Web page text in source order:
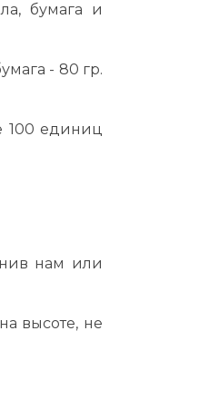
бумага и
- 80 гр.
100 единиц
нам или
высоте, не